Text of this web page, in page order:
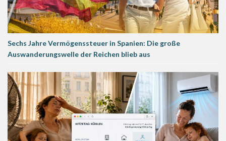
Sechs Jahre Vermögenssteuer in Spanien: Die große
Auswanderungswelle der Reichen blieb aus